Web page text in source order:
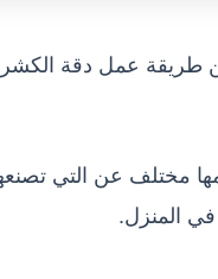
طريقة عمل دقة
مختلف عن التي
في المنزل.